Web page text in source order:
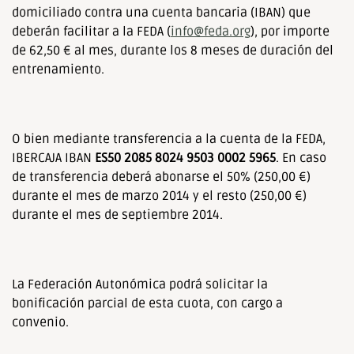
domiciliado contra una cuenta bancaria (IBAN) que
deberán facilitar a la FEDA (info@feda.org), por importe
de 62,50 € al mes, durante los 8 meses de duración del
entrenamiento.
O bien mediante transferencia a la cuenta de la FEDA,
IBERCAJA IBAN ES50 2085 8024 9503 0002 5965. En caso
de transferencia deberá abonarse el 50% (250,00 €)
durante el mes de marzo 2014 y el resto (250,00 €)
durante el mes de septiembre 2014.
La Federación Autonómica podrá solicitar la
bonificación parcial de esta cuota, con cargo a
convenio.